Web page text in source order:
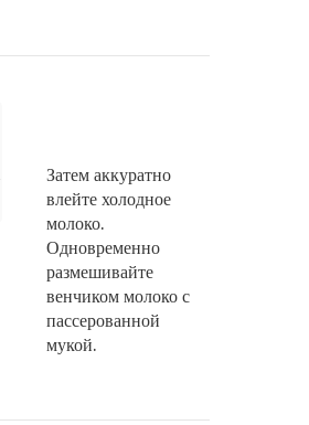
Затем аккуратно
влейте холодное
молоко.
Одновременно
размешивайте
венчиком молоко с
пассерованной
мукой.